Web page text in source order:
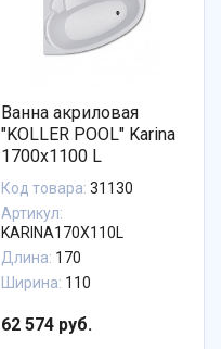
Ванна акриловая
"KOLLER POOL" Karina
1700х1100 L
Код товара: 31130
Артикул:
KARINA170X110L
Длина: 170
Ширина: 110
62 574 руб.